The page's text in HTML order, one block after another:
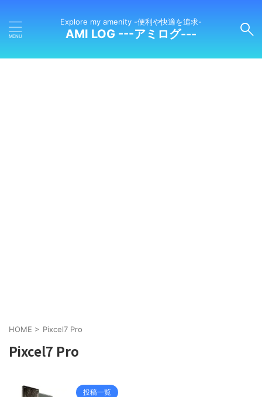
Explore my amenity -便利や快適を追求-
AMI LOG ---アミログ---
HOME > Pixcel7 Pro
Pixcel7 Pro
投稿一覧